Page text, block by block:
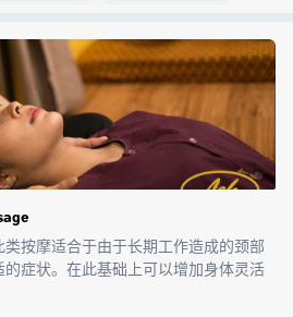
按摩适合于由于长期工作造成的颈部
症状。在此基础上可以增加身体灵活